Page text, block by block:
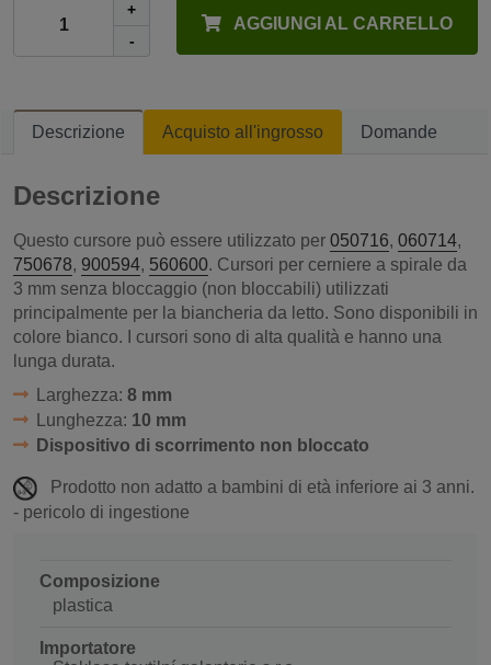
+
-
AGGIUNGI AL CARRELLO
Descrizione Acquisto all'ingrosso Domande
Descrizione
Questo cursore può essere utilizzato per 050716, 060714,
750678, 900594, 560600. Cursori per cerniere a spirale da
3 mm senza bloccaggio (non bloccabili) utilizzati
principalmente per la biancheria da letto. Sono disponibili in
colore bianco. I cursori sono di alta qualità e hanno una
lunga durata.
Larghezza: 8 mm
Lunghezza: 10 mm
Dispositivo di scorrimento non bloccato
Prodotto non adatto a bambini di età inferiore ai 3 anni.
- pericolo di ingestione
Composizione
plastica
Importatore